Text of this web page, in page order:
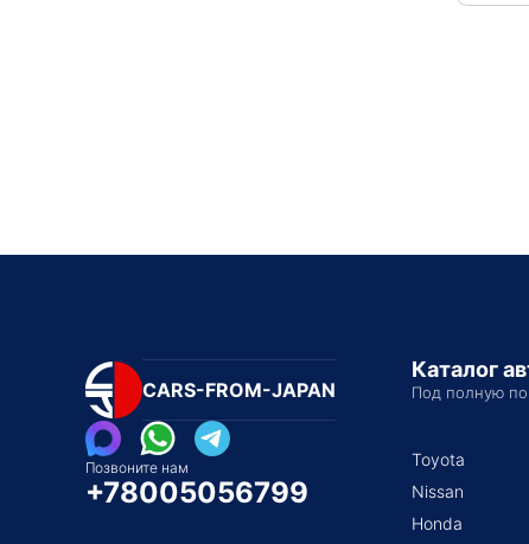
CARS-FROM-JAPAN
Позвоните нам
+78005056799
Каталог
Под полную
Toyota
Nissan
Honda